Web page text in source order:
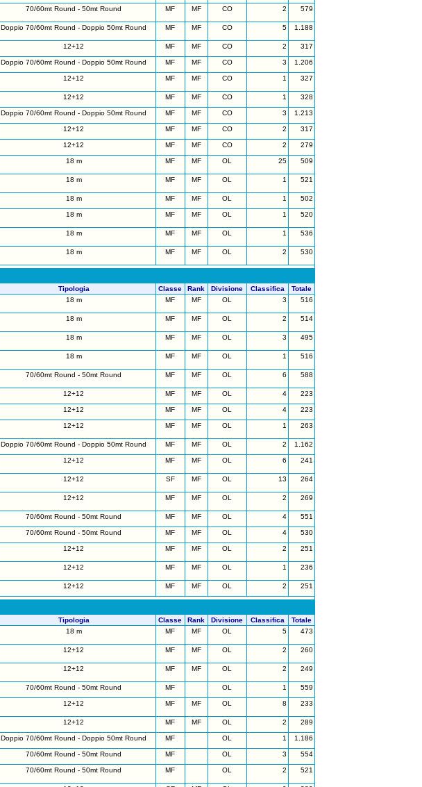
70/60mt Round - 50mt Round MF MF CO 2 579
Doppio 70/60mt Round - Doppio 50mt Round MF MF CO 5 1.188
12+12 MF MF CO 2 317
Doppio 70/60mt Round - Doppio 50mt Round MF MF CO 3 1.206
12+12 MF MF CO 1 327
12+12 MF MF CO 1 328
Doppio 70/60mt Round - Doppio 50mt Round MF MF CO 3 1.213
12+12 MF MF CO 2 317
12+12 MF MF CO 2 279
18 m MF MF OL 25 509
18 m MF MF OL 1 521
18 m MF MF OL 1 502
18 m MF MF OL 1 520
18 m MF MF OL 1 536
18 m MF MF OL 2 530
Tipologia Classe Rank Divisione Classifica
Totale
18 m MF MF OL 3 516
18 m MF MF OL 2 514
18 m MF MF OL 3 495
18 m MF MF OL 1 516
70/60mt Round - 50mt Round MF MF OL 6 588
12+12 MF MF OL 4 223
12+12 MF MF OL 4 223
12+12 MF MF OL 1 263
Doppio 70/60mt Round - Doppio 50mt Round MF MF OL 2 1.162
12+12 MF MF OL 6 241
12+12 SF MF OL 13 264
12+12 MF MF OL 2 269
70/60mt Round - 50mt Round MF MF OL 4 551
70/60mt Round - 50mt Round MF MF OL 4 530
12+12 MF MF OL 2 251
12+12 MF MF OL 1 236
12+12 MF MF OL 2 251
Tipologia Classe Rank Divisione Classifica
Totale
18 m MF MF OL 5 473
12+12 MF MF OL 2 260
12+12 MF MF OL 2 249
70/60mt Round - 50mt Round MF OL 1 559
12+12 MF MF OL 8 233
12+12 MF MF OL 2 289
Doppio 70/60mt Round - Doppio 50mt Round MF OL 1 1.186
70/60mt Round - 50mt Round MF OL 3 554
70/60mt Round - 50mt Round MF OL 2 521